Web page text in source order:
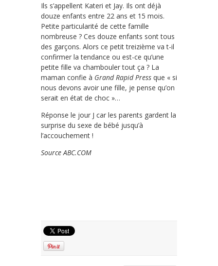
Ils s’appellent Kateri et Jay. Ils ont déjà
douze enfants entre 22 ans et 15 mois.
Petite particularité de cette famille
nombreuse ? Ces douze enfants sont tous
des garçons. Alors ce petit treizième va t-il
confirmer la tendance ou est-ce qu’une
petite fille va chambouler tout ça ? La
maman confie à Grand Rapid Press que « si
nous devons avoir une fille, je pense qu’on
serait en état de choc »…
Réponse le jour J car les parents gardent la
surprise du sexe de bébé jusqu’à
l’accouchement !
Source ABC.COM